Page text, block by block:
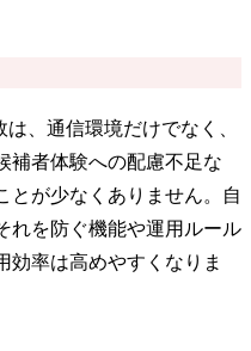
、通信環境だけでなく、
補者体験への配慮不足な
とが少なくありません。自
れを防ぐ機能や運用ルール
効率は高めやすくなりま